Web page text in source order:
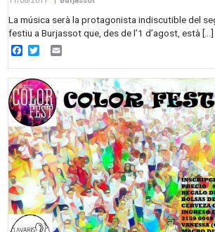
La música serà la protagonista indiscutible del
festiu a Burjassot que, des de l’1 d’agost, està […]
Facebook
Twitter